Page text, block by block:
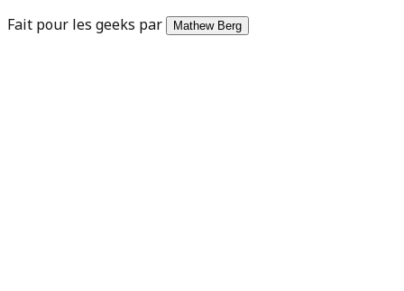
Fait pour les geeks par
Mathew Berg